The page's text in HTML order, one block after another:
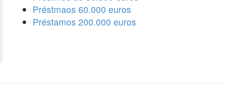
Préstmaos 60.000 euros
Préstamos 200.000 euros